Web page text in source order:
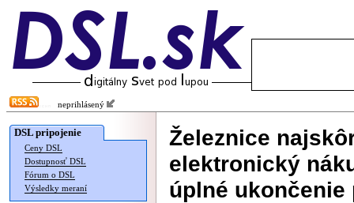
neprihlásený
DSL pripojenie
Ceny DSL
Dostupnosť DSL
Fórum o DSL
Výsledky meraní
Železnice
elektronický
úplné